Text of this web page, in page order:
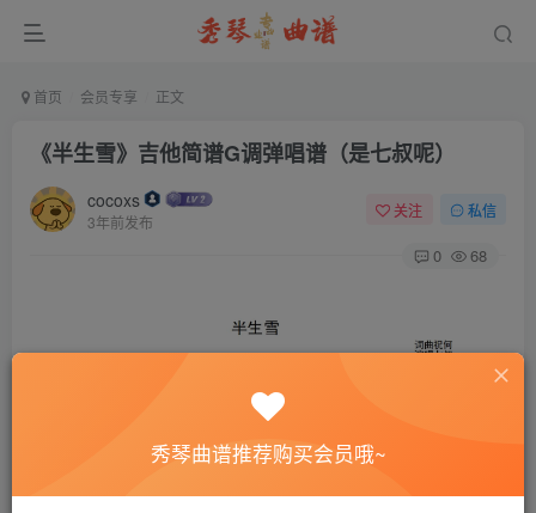
首页 会员专享 正文
《半生雪》吉他简谱G调弹唱谱（是七叔呢）
cocoxs
3年前发布
关注 私信
0 68
秀琴曲谱推荐购买会员哦~